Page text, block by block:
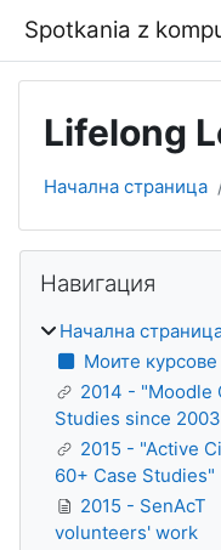
Spotkania z
Lifelong
Начална страница
Блокове
Навигация
Начална
Моите курсове
2014 - "Moodle
Studies since
2015 - "Active
60+ Case Studies"
2015 - SenAcT
volunteers' work